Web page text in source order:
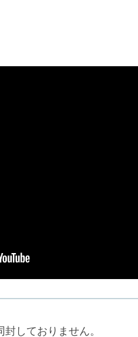
しておりません。